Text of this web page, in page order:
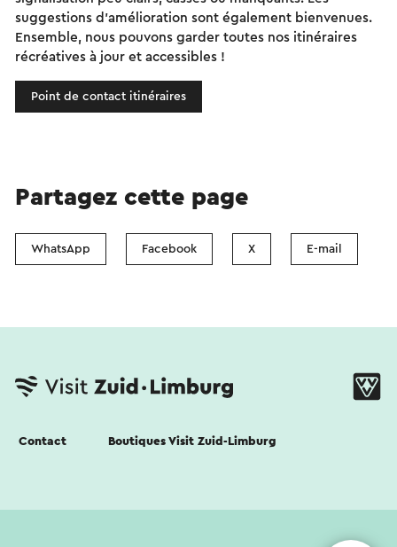
suggestions d'amélioration sont également bienvenues.
Ensemble, nous pouvons garder toutes nos itinéraires
récréatives à jour et accessibles !
Point de contact itinéraires
Partagez cette page
WhatsApp Facebook X E-mail
Contact Boutiques Visit Zuid-Limburg